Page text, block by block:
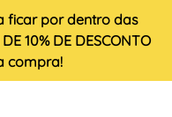
ficar por dentro das
10% DE DESCONTO
compra!